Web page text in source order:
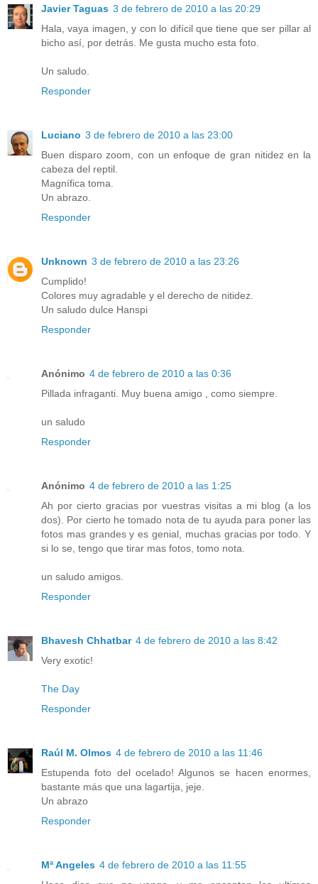
Javier Taguas 3 de febrero de 2010 a las 20:29
Hala, vaya imagen, y con lo difícil que tiene que ser pillar al
bicho así, por detrás. Me gusta mucho esta foto.
Un saludo.
Responder
Luciano 3 de febrero de 2010 a las 23:00
Buen disparo zoom, con un enfoque de gran nitidez en la
cabeza del reptil.
Magnífica toma.
Un abrazo.
Responder
Unknown 3 de febrero de 2010 a las 23:26
Cumplido!
Colores muy agradable y el derecho de nitidez.
Un saludo dulce Hanspi
Responder
Anónimo 4 de febrero de 2010 a las 0:36
Pillada infraganti. Muy buena amigo , como siempre.
un saludo
Responder
Anónimo 4 de febrero de 2010 a las 1:25
Ah por cierto gracias por vuestras visitas a mi blog (a los
dos). Por cierto he tomado nota de tu ayuda para poner las
fotos mas grandes y es genial, muchas gracias por todo. Y
si lo se, tengo que tirar mas fotos, tomo nota.
un saludo amigos.
Responder
Bhavesh Chhatbar 4 de febrero de 2010 a las 8:42
Very exotic!
The Day
Responder
Raúl M. Olmos 4 de febrero de 2010 a las 11:46
Estupenda foto del ocelado! Algunos se hacen enormes,
bastante más que una lagartija, jeje.
Un abrazo
Responder
Mª Angeles 4 de febrero de 2010 a las 11:55